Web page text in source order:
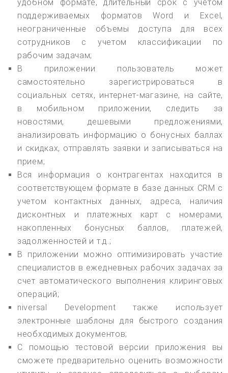
удобном формате, длительный срок с учетом
поддерживаемых форматов Word и Excel,
неограниченные объемы доступа для всех
сотрудников с учетом классификации по
рабочим задачам;
В приложении пользователь может
самостоятельно зарегистрироваться в
социальных сетях, интернет-магазине, на сайте,
в мобильном приложении, следить за
новостями, дешевыми предложениями,
анализировать информацию о бонусных баллах
и скидках, отправлять заявки и записываться на
прием;
Вся информация о контрагентах находится в
соответствующем формате в базе данных CRM с
учетом контактных данных, адреса, наличия
дисконтных и платежных карт с номерами,
накопленных бонусных баллов, платежей,
задолженностей и т.д.;
В приложении можно оптимизировать участие
специалистов в ежедневных рабочих задачах за
счет автоматического выполнения клиринговых
операций;
niversal Development также использует
электронные шаблоны для быстрого создания
необходимых документов;
С помощью тестовой версии приложения вы
сможете предварительно оценить возможности